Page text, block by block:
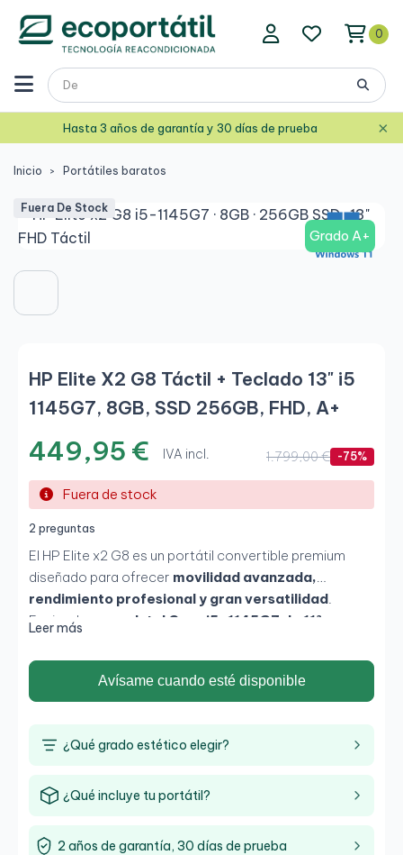
0
Hasta 3 años de garantía y 30 días de prueba ×
Inicio Portátiles baratos
Grado A+
Fuera De Stock
HP Elite X2 G8 Táctil + Teclado 13" i5
1145G7, 8GB, SSD 256GB, FHD, A+
449,95 € IVA incl. 1.799,00 € -75%
Fuera de stock
2 preguntas
El HP Elite x2 G8 es un portátil convertible premium
diseñado para ofrecer movilidad avanzada,
rendimiento profesional y gran versatilidad.
Equipado con un Intel Core i5-1145G7 de 11ª
256GB, proporciona fluidez en tareas de oficina,
productividad y trabajo en remoto. Su pantalla
Full HD de 13 pulgadasy su diseño ultraligero lo
necesitan trabajar desde cualquier lugar.
Leer más
Avísame cuando esté disponible
¿Qué grado estético elegir?
¿Qué incluye tu portátil?
2 años de garantía, 30 días de prueba